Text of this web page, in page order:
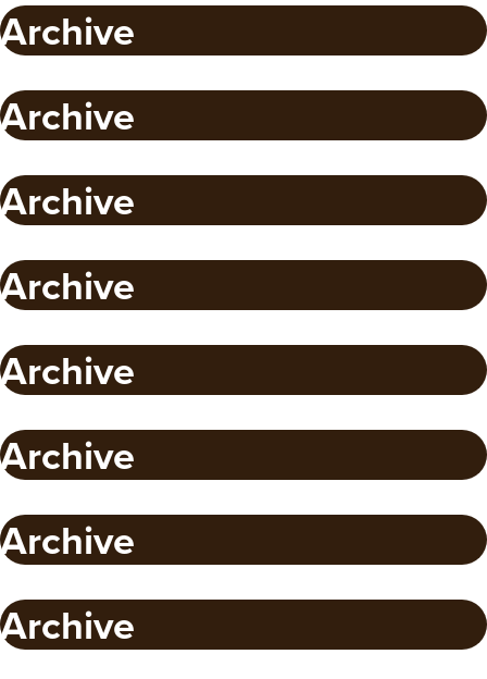
Archive
Archive
Archive
Archive
Archive
Archive
Archive
Archive